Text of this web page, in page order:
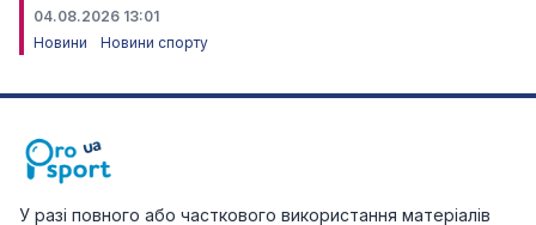
04.08.2026 13:01
Новини
Новини спорту
У разі повного або часткового використання матеріалів